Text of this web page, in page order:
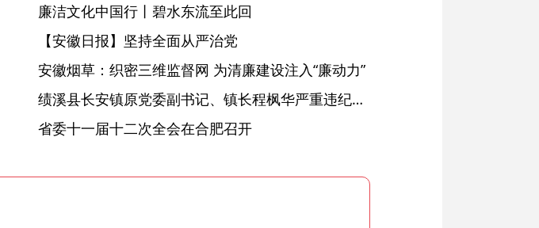
廉洁文化中国行丨碧水东流至此回
【安徽日报】坚持全面从严治党
安徽烟草：织密三维监督网 为清廉建设注入“廉动力”
绩溪县长安镇原党委副书记、镇长程枫华严重违纪违法被开除党籍和公职
省委十一届十二次全会在合肥召开